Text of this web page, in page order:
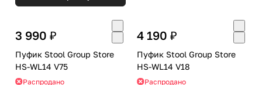
3 990 ₽
Пуфик Stool Group Store
HS-WL14 V75
Распродано
4 190 ₽
Пуфик Stool Group Store
HS-WL14 V18
Распродано